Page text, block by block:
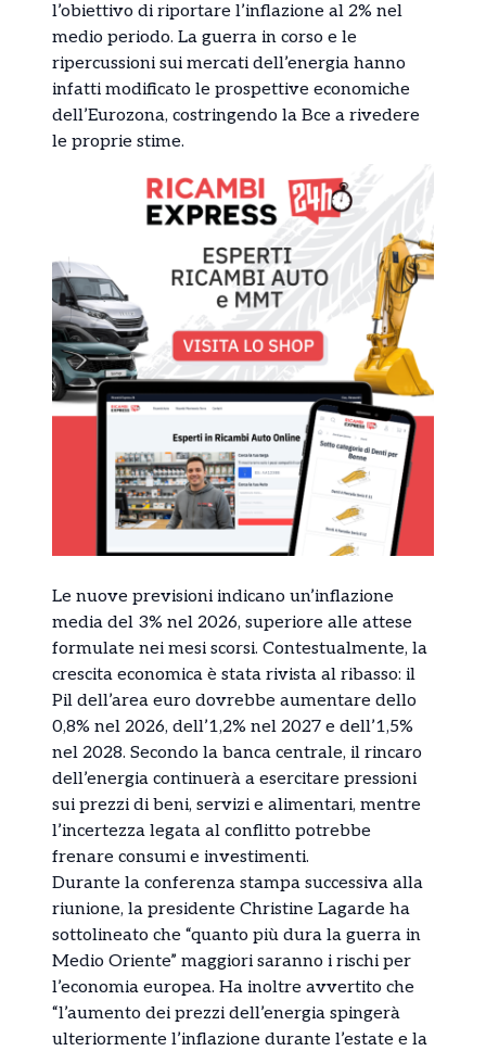
l’obiettivo di riportare l’inflazione al 2% nel
medio periodo. La guerra in corso e le
ripercussioni sui mercati dell’energia hanno
infatti modificato le prospettive economiche
dell’Eurozona, costringendo la Bce a rivedere
le proprie stime.
Le nuove previsioni indicano un’inflazione
media del 3% nel 2026, superiore alle attese
formulate nei mesi scorsi. Contestualmente, la
crescita economica è stata rivista al ribasso: il
Pil dell’area euro dovrebbe aumentare dello
0,8% nel 2026, dell’1,2% nel 2027 e dell’1,5%
nel 2028. Secondo la banca centrale, il rincaro
dell’energia continuerà a esercitare pressioni
sui prezzi di beni, servizi e alimentari, mentre
l’incertezza legata al conflitto potrebbe
frenare consumi e investimenti.
Durante la conferenza stampa successiva alla
riunione, la presidente Christine Lagarde ha
sottolineato che “quanto più dura la guerra in
Medio Oriente” maggiori saranno i rischi per
l’economia europea. Ha inoltre avvertito che
“l’aumento dei prezzi dell’energia spingerà
ulteriormente l’inflazione durante l’estate e la